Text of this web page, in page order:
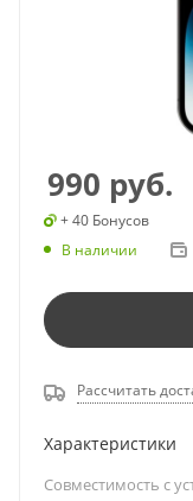
990 руб.
+ 40 Бонусов
В наличии
Рассчитать
Характеристики
Совместимость с